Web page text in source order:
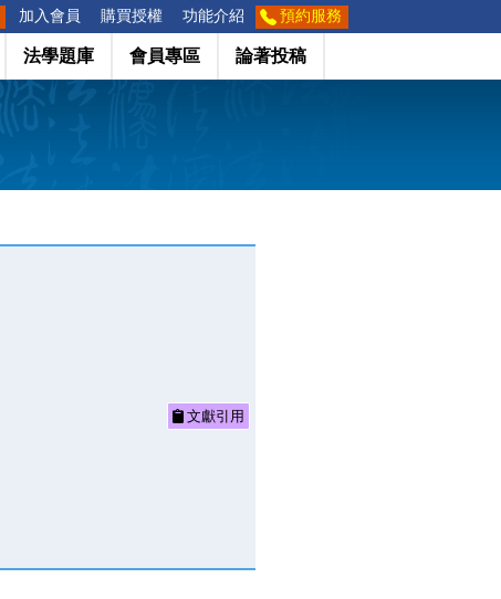
加入會員 購買授權 功能介紹 預約服務
法學題庫 會員專區 論著投稿
文獻引用